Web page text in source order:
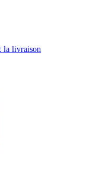
la livraison